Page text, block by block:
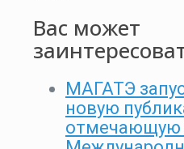
Вас может
МАГАТЭ
новую
отмечающую